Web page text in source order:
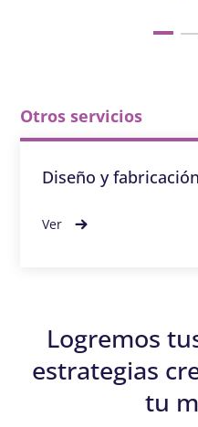
Otros servicios
Diseño y fabricación
Ver
Logremos
estrategias
tu